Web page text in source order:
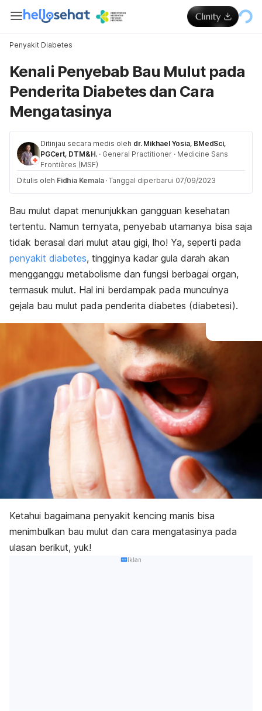
Penyakit Diabetes
Kenali Penyebab Bau Mulut pada
Penderita Diabetes dan Cara
Mengatasinya
Ditinjau secara medis oleh dr. Mikhael Yosia, BMedSci,
PGCert, DTM&H. · General Practitioner · Medicine Sans
Frontières (MSF)
Ditulis oleh Fidhia Kemala · Tanggal diperbarui 07/09/2023
Bau mulut dapat menunjukkan gangguan kesehatan
tertentu. Namun ternyata, penyebab utamanya bisa saja
tidak berasal dari mulut atau gigi, lho! Ya, seperti pada
penyakit diabetes, tingginya kadar gula darah akan
mengganggu metabolisme dan fungsi berbagai organ,
termasuk mulut. Hal ini berdampak pada munculnya
gejala bau mulut pada penderita diabetes (diabetesi).
Ketahui bagaimana penyakit kencing manis bisa
menimbulkan bau mulut dan cara mengatasinya pada
ulasan berikut, yuk!
Iklan